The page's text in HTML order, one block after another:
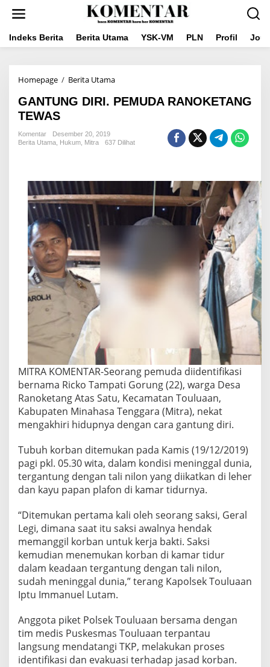
Indeks Berita Berita Utama YSK-VM PLN Profil
Homepage / Berita UtamaGANTUNG
PEMUDA
GANTUNG DIRI. PEMUDA RANOKETANG
TEWAS
Komentar
Desember 20, 2019
Berita Utama Hukum Mitra 637 Dilihat
MITRA KOMENTAR-Seorang pemuda diidentifikasi
bernama Ricko Tampati Gorung (22), warga Desa
Ranoketang Atas Satu, Kecamatan Touluaan,
Kabupaten Minahasa Tenggara (Mitra), nekat
mengakhiri hidupnya dengan cara gantung diri.
Tubuh korban ditemukan pada Kamis (19/12/2019)
pagi pkl. 05.30 wita, dalam kondisi meninggal dunia,
tergantung dengan tali nilon yang diikatkan di leher
dan kayu papan plafon di kamar tidurnya.
“Ditemukan pertama kali oleh seorang saksi, Geral
Legi, dimana saat itu saksi awalnya hendak
memanggil korban untuk kerja bakti. Saksi
kemudian menemukan korban di kamar tidur
dalam keadaan tergantung dengan tali nilon,
sudah meninggal dunia,” terang Kapolsek Touluaan
Iptu Immanuel Lutam.
Anggota piket Polsek Touluaan bersama dengan
tim medis Puskesmas Touluaan terpantau
langsung mendatangi TKP, melakukan proses
identifikasi dan evakuasi terhadap jasad korban.